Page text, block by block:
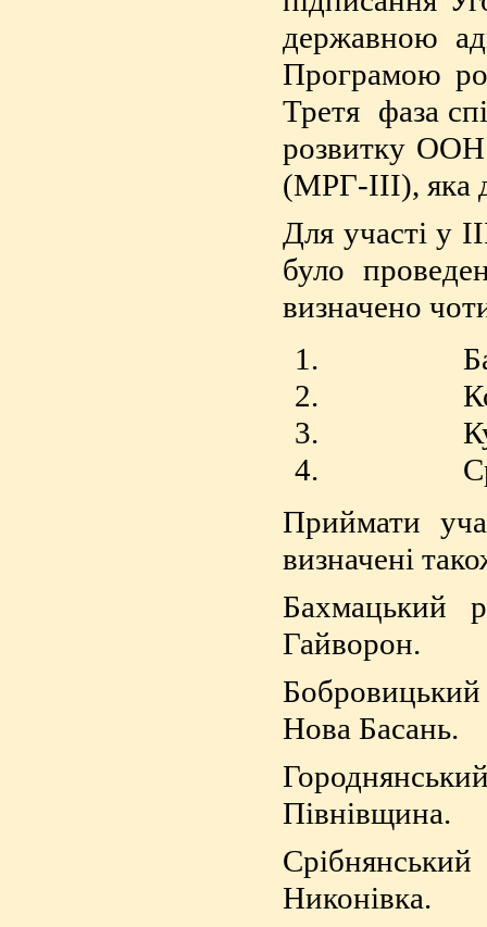
державною
Програмою
Третя фаза
розвитку ООН
(МРГ-III), яка
Для участі у
було
визначено
Приймати
визначені
Бахмацький
Гайворон.
Нова Басань.
Півнівщина.
Никонівка.